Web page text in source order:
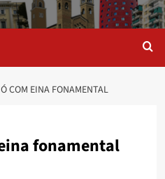
COM EINA FONAMENTAL
fonamental